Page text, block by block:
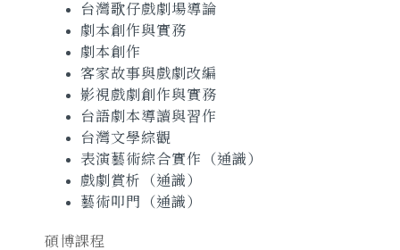
台灣歌仔戲劇場導論
劇本創作與實務
劇本創作
客家故事與戲劇改編
影視戲劇創作與實務
台語劇本導讀與習作
台灣文學綜觀
表演藝術綜合實作（通識）
戲劇賞析（通識）
藝術叩門（通識）
碩博課程